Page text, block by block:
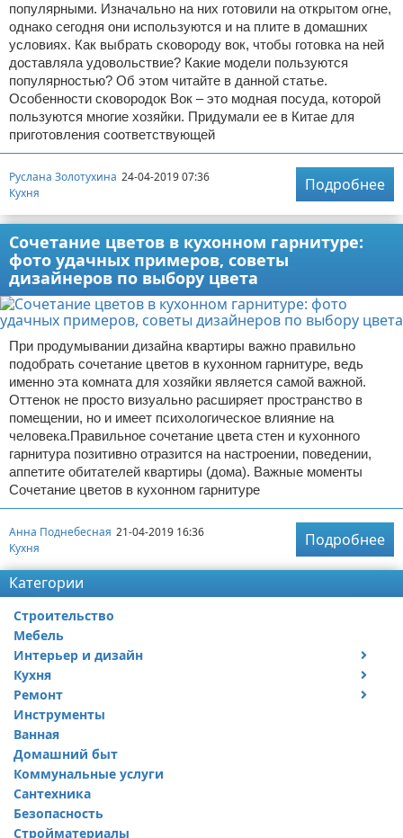
популярными. Изначально на них готовили на открытом огне,
однако сегодня они используются и на плите в домашних
условиях. Как выбрать сковороду вок, чтобы готовка на ней
доставляла удовольствие? Какие модели пользуются
популярностью? Об этом читайте в данной статье.
Особенности сковородок Вок – это модная посуда, которой
пользуются многие хозяйки. Придумали ее в Китае для
приготовления соответствующей
Руслана Золотухина 24-04-2019 07:36
Кухня
Подробнее
Сочетание цветов в кухонном гарнитуре:
фото удачных примеров, советы
дизайнеров по выбору цвета
При продумывании дизайна квартиры важно правильно
подобрать сочетание цветов в кухонном гарнитуре, ведь
именно эта комната для хозяйки является самой важной.
Оттенок не просто визуально расширяет пространство в
помещении, но и имеет психологическое влияние на
человека.Правильное сочетание цвета стен и кухонного
гарнитура позитивно отразится на настроении, поведении,
аппетите обитателей квартиры (дома). Важные моменты
Сочетание цветов в кухонном гарнитуре
Анна Поднебесная 21-04-2019 16:36
Кухня
Подробнее
Категории
Строительство
Мебель
Интерьер и дизайн
Дизайн дачи
Дизайн квартиры
Кухня
Посуда
Ремонт
Ремонт дачи
Ремонт квартиры
Инструменты
Ванная
Домашний быт
Коммунальные услуги
Сантехника
Безопасность
Стройматериалы